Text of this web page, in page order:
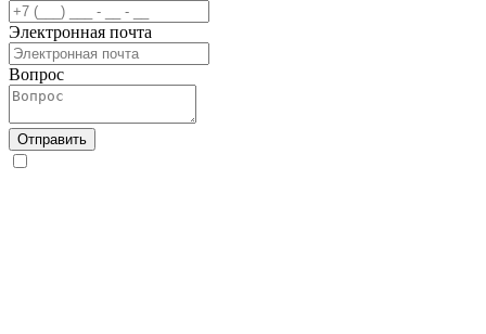
Электронная почта
Вопрос
Отправить